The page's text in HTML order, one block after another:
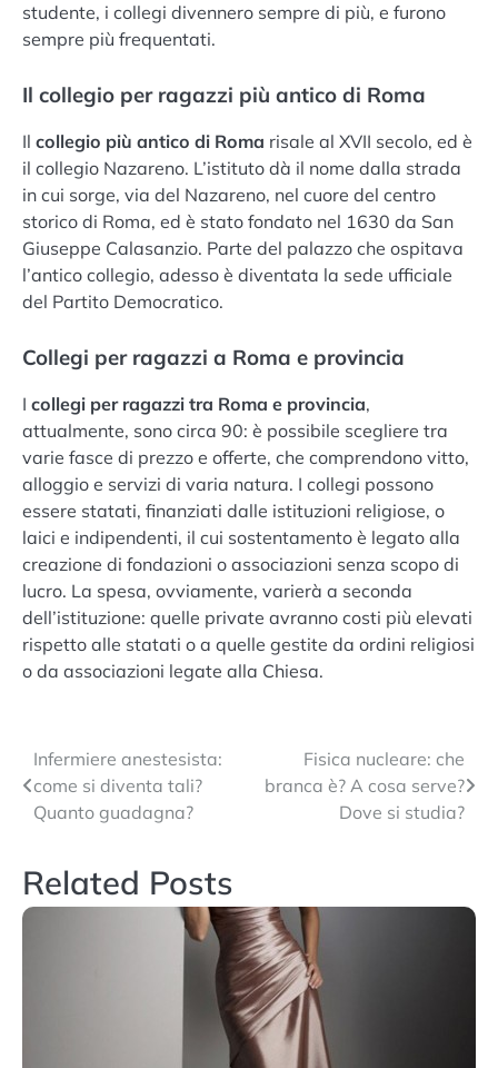
studente, i collegi divennero sempre di più, e furono
sempre più frequentati.
Il collegio per ragazzi più antico di Roma
Il collegio più antico di Roma risale al XVII secolo, ed è
il collegio Nazareno. L’istituto dà il nome dalla strada
in cui sorge, via del Nazareno, nel cuore del centro
storico di Roma, ed è stato fondato nel 1630 da San
Giuseppe Calasanzio. Parte del palazzo che ospitava
l’antico collegio, adesso è diventata la sede ufficiale
del Partito Democratico.
Collegi per ragazzi a Roma e provincia
I collegi per ragazzi tra Roma e provincia,
attualmente, sono circa 90: è possibile scegliere tra
varie fasce di prezzo e offerte, che comprendono vitto,
alloggio e servizi di varia natura. I collegi possono
essere statati, finanziati dalle istituzioni religiose, o
laici e indipendenti, il cui sostentamento è legato alla
creazione di fondazioni o associazioni senza scopo di
lucro. La spesa, ovviamente, varierà a seconda
dell’istituzione: quelle private avranno costi più elevati
rispetto alle statati o a quelle gestite da ordini religiosi
o da associazioni legate alla Chiesa.
Navigazione
articoli
Infermiere anestesista:
come si diventa tali?
Quanto guadagna?
Fisica nucleare: che
branca è? A cosa serve?
Dove si studia?
Related Posts